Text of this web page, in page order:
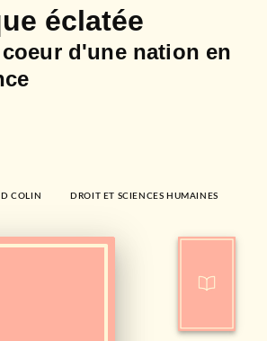
éclatée
d'une nation en
COLIN DROIT ET SCIENCES HUMAINES